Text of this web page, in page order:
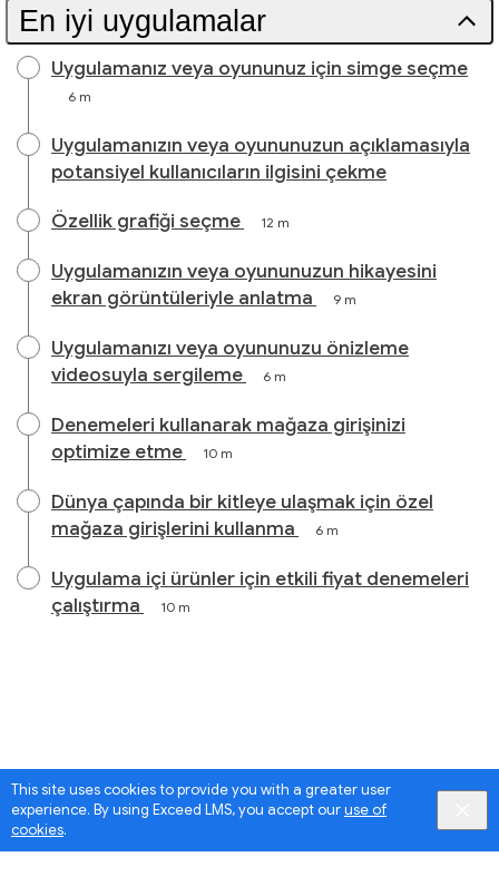
This site uses cookies to provide you with a greater user
experience. By using Exceed LMS, you accept ouruse of
cookies.
En iyi uygulamalar
Uygulamanız veya oyununuz için simge seçme
6 m
Uygulamanızın veya oyununuzun açıklamasıyla
potansiyel kullanıcıların ilgisini çekme
Özellik grafiği seçme 12 m
Uygulamanızın veya oyununuzun hikayesini
ekran görüntüleriyle anlatma
9 m
Uygulamanızı veya oyununuzu önizleme
videosuyla sergileme
6 m
Denemeleri kullanarak mağaza girişinizi
optimize etme
10 m
Dünya çapında bir kitleye ulaşmak için özel
mağaza girişlerini kullanma
6 m
Uygulama içi ürünler için etkili fiyat denemeleri
çalıştırma
10 m